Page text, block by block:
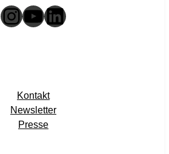
Instagram
YouTube
LinkedIn
Kontakt
Newsletter
Presse